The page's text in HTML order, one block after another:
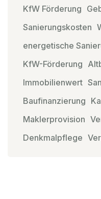
KfW Förderung
Sanierungskosten
energetische
KfW-Förderung
Immobilienwert
Baufinanzierung
Maklerprovision
Denkmalpflege